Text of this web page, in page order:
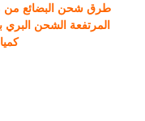
طرق شحن البضائع من
المرتفعة الشحن